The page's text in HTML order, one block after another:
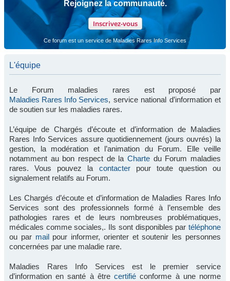
Rejoignez la communauté.
Inscrivez-vous
Ce forum est un service de Maladies Rares Info Services
L'équipe
Le Forum maladies rares est proposé par
Maladies Rares Info Services, service national d’information et
de soutien sur les maladies rares.
L’équipe de Chargés d’écoute et d’information de Maladies
Rares Info Services assure quotidiennement (jours ouvrés) la
gestion, la modération et l’animation du Forum. Elle veille
notamment au bon respect de la Charte du Forum maladies
rares. Vous pouvez la contacterpour toute question ou
signalement relatifs au Forum.
Les Chargés d’écoute et d’information de Maladies Rares Info
Services sont des professionnels formé à l’ensemble des
pathologies rares et de leurs nombreuses problématiques,
médicales comme sociales,. Ils sont disponibles par téléphone
ou par mailpour informer, orienter et soutenir les personnes
concernées par une maladie rare.
Maladies Rares Info Services est le premier service
d’information en santé à êtrecertifié conforme à une norme